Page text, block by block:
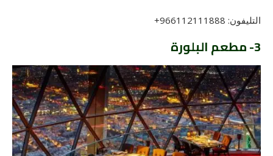
التليفون: 966112111888+
3- مطعم البلورة